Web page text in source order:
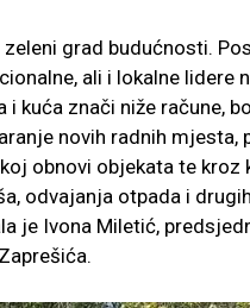
grad budućnosti.
ali i lokalne lidere
i kuća znači niže račune,
novih radnih mjesta,
obnovi objekata te
odvajanja otpada i
je Ivona Miletić,